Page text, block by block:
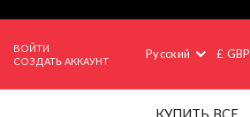
ВОЙТИ
СОЗДАТЬ АККАУНТ
Русский £ GBP
КУПИТЬ ВСЕ